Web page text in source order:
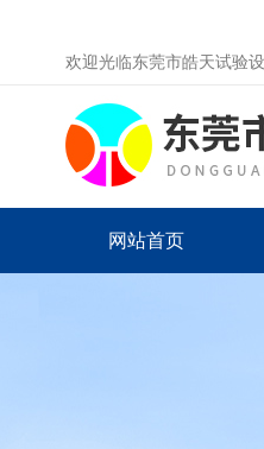
欢迎光临东莞市皓天试验
网站首页